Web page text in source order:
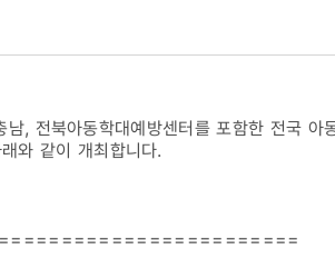
, 전북아동학대예방센터를 포함한 전국 아
와 같이 개최합니다.